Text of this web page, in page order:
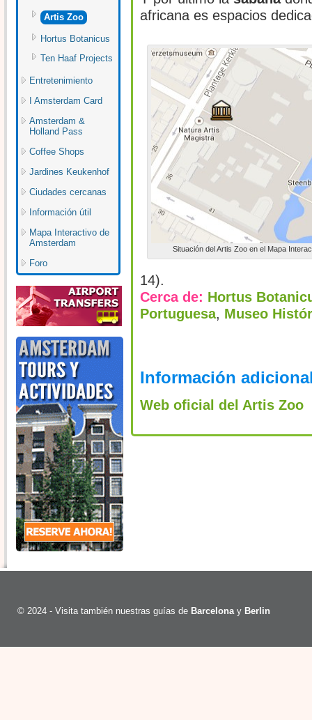
africana es espacios
Situación del Artis Zoo en el Mapa
14).
Cerca de: Hortus
Portuguesa, Museo
Información
Web oficial del Artis Zoo
Artis Zoo
Hortus Botanicus
Ten Haaf Projects
Entretenimiento
I Amsterdam Card
Amsterdam &
Holland Pass
Coffee Shops
Jardines Keukenhof
Ciudades cercanas
Información útil
Mapa Interactivo de
Amsterdam
Foro
© 2024 - Visita también nuestras guías de Barcelonay Berlin